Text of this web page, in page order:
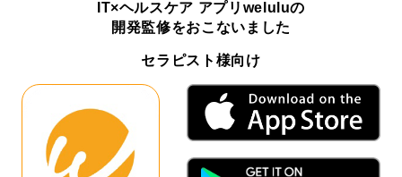
IT×ヘルスケア アプリweluluの
開発監修をおこないました
セラピスト様向け